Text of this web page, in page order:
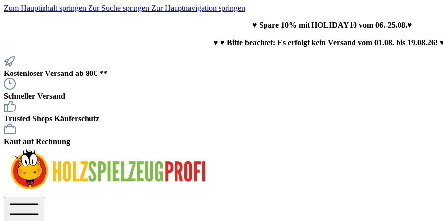
Zum Hauptinhalt springen Zur Suche springen Zur Hauptnavigation springen
♥ Spare 10% mit HOLIDAY10 vom 06.-25.08.♥
♥ ♥ Bitte beachtet: Es erfolgt kein Versand vom 01.08. bis 19.08.26!
Kostenloser Versand ab 80€ **
Schneller Versand
Trusted Shops Käuferschutz
Kauf auf Rechnung